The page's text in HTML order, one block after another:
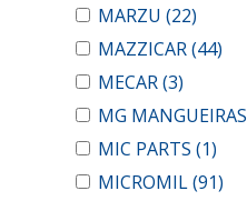
MARZU (22)
MAZZICAR(44)
MECAR(3)
MG MANGUEIRAS
MIC PARTS (1)
MICROMIL(91)